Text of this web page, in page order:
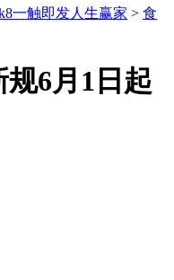
一触即发人生赢家 > 食
6月1日起